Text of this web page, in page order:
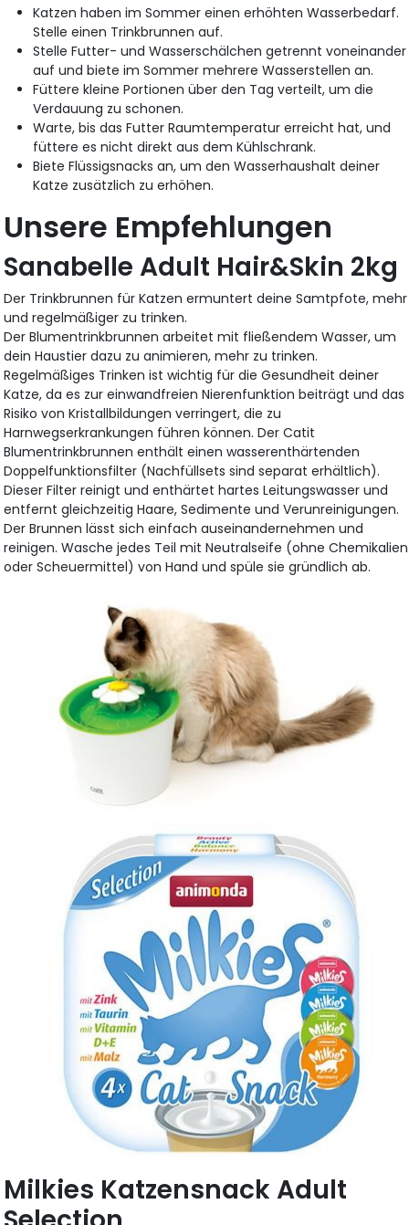
Katzen haben im Sommer einen erhöhten Wasserbedarf.
Stelle einen Trinkbrunnen auf.
Stelle Futter- und Wasserschälchen getrennt voneinander
auf und biete im Sommer mehrere Wasserstellen an.
Füttere kleine Portionen über den Tag verteilt, um die
Verdauung zu schonen.
Warte, bis das Futter Raumtemperatur erreicht hat, und
füttere es nicht direkt aus dem Kühlschrank.
Biete Flüssigsnacks an, um den Wasserhaushalt deiner
Katze zusätzlich zu erhöhen.
Unsere Empfehlungen
Sanabelle Adult Hair&Skin 2kg
Der Trinkbrunnen für Katzen ermuntert deine Samtpfote, mehr
und regelmäßiger zu trinken.
Der Blumentrinkbrunnen arbeitet mit fließendem Wasser, um
dein Haustier dazu zu animieren, mehr zu trinken.
Regelmäßiges Trinken ist wichtig für die Gesundheit deiner
Katze, da es zur einwandfreien Nierenfunktion beiträgt und das
Risiko von Kristallbildungen verringert, die zu
Harnwegserkrankungen führen können. Der Catit
Blumentrinkbrunnen enthält einen wasserenthärtenden
Doppelfunktionsfilter (Nachfüllsets sind separat erhältlich).
Dieser Filter reinigt und enthärtet hartes Leitungswasser und
entfernt gleichzeitig Haare, Sedimente und Verunreinigungen.
Der Brunnen lässt sich einfach auseinandernehmen und
reinigen. Wasche jedes Teil mit Neutralseife (ohne Chemikalien
oder Scheuermittel) von Hand und spüle sie gründlich ab.
Milkies Katzensnack Adult